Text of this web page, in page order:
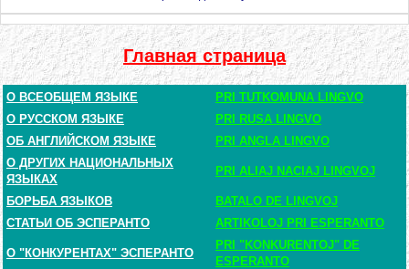
Главная страница
О ВСЕОБЩЕМ ЯЗЫКЕ
PRI TUTKOMUNA LINGVO
О РУССКОМ ЯЗЫКЕ
PRI RUSA LINGVO
ОБ АНГЛИЙСКОМ ЯЗЫКЕ
PRI ANGLA LINGVO
О ДРУГИХ НАЦИОНАЛЬНЫХ
ЯЗЫКАХ
PRI ALIAJ NACIAJ LINGVOJ
БОРЬБА ЯЗЫКОВ
BATALO DE LINGVOJ
СТАТЬИ ОБ ЭСПЕРАНТО
ARTIKOLOJ PRI ESPERANTO
О "КОНКУРЕНТАХ" ЭСПЕРАНТО
PRI "KONKURENTOJ" DE
ESPERANTO